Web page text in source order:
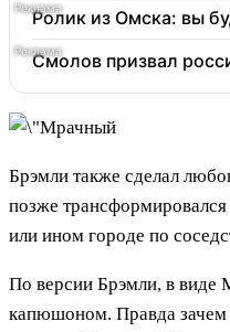
Ролик из Омска: вы
Смолов призвал
Брэмли также сделал
позже
или ином городе по
По версии Брэмли, в виде
капюшоном. Правда зачем